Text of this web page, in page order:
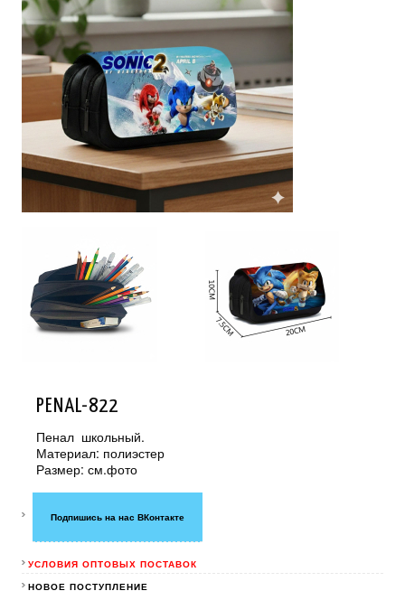
PENAL-822
Пенал школьный.
Материал: полиэстер
Размер: см.фото
Подпишись на нас ВКонтакте
УСЛОВИЯ ОПТОВЫХ ПОСТАВОК
НОВОЕ ПОСТУПЛЕНИЕ